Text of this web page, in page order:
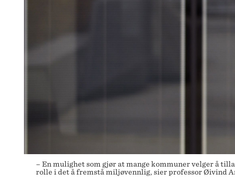
– En mulighet som gjør at mange kommuner velger å
rolle i det å fremstå miljøvennlig, sier professor Øivind